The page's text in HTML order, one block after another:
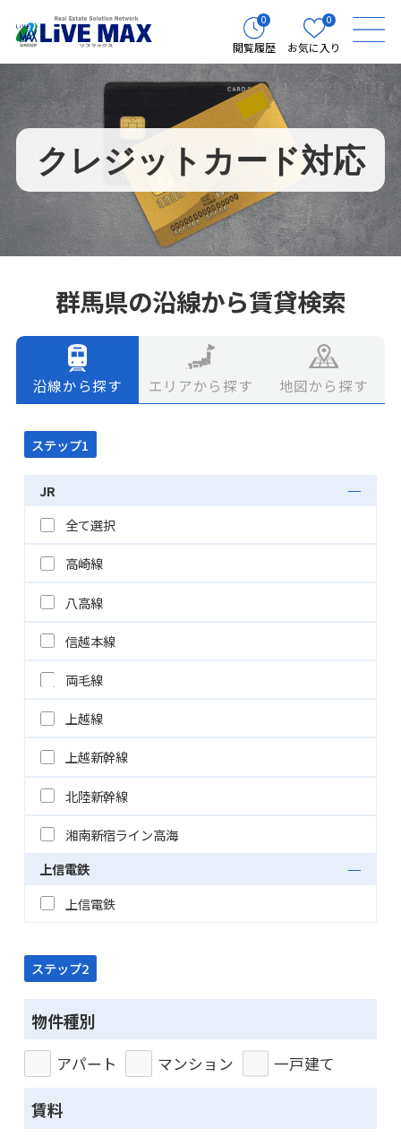
0
閲覧履歴
0
お気に入り
クレジットカード対応
群馬県の沿線から賃貸検索
沿線から探す エリアから探す 地図から探す
ステップ1
JR
全て選択
高崎線
八高線
信越本線
両毛線
上越線
上越新幹線
北陸新幹線
湘南新宿ライン高海
上信電鉄
上信電鉄
ステップ2
物件種別
アパート マンション 一戸建て
賃料